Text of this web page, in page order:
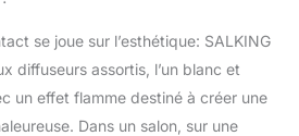
se joue sur l’esthétique: SALKING
diffuseurs assortis, l’un blanc et
un effet flamme destiné à créer une
Dans un salon, sur une